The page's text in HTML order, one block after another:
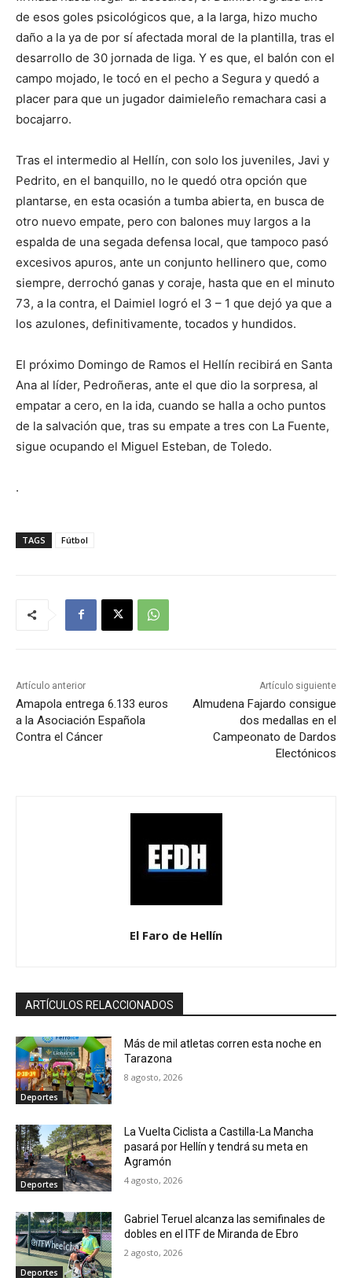
de esos goles psicológicos que, a la larga, hizo mucho
daño a la ya de por sí afectada moral de la plantilla, tras el
desarrollo de 30 jornada de liga. Y es que, el balón con el
campo mojado, le tocó en el pecho a Segura y quedó a
placer para que un jugador daimieleño remachara casi a
bocajarro.
Tras el intermedio al Hellín, con solo los juveniles, Javi y
Pedrito, en el banquillo, no le quedó otra opción que
plantarse, en esta ocasión a tumba abierta, en busca de
otro nuevo empate, pero con balones muy largos a la
espalda de una segada defensa local, que tampoco pasó
excesivos apuros, ante un conjunto hellinero que, como
siempre, derrochó ganas y coraje, hasta que en el minuto
73, a la contra, el Daimiel logró el 3 – 1 que dejó ya que a
los azulones, definitivamente, tocados y hundidos.
El próximo Domingo de Ramos el Hellín recibirá en Santa
Ana al líder, Pedroñeras, ante el que dio la sorpresa, al
empatar a cero, en la ida, cuando se halla a ocho puntos
de la salvación que, tras su empate a tres con La Fuente,
sigue ocupando el Miguel Esteban, de Toledo.
.
TAGS Fútbol
Artículo anterior
Amapola entrega 6.133 euros
a la Asociación Española
Contra el Cáncer
Artículo siguiente
Almudena Fajardo consigue
dos medallas en el
Campeonato de Dardos
Electónicos
El Faro de Hellín
ARTÍCULOS RELACCIONADOS
Deportes
Más de mil atletas corren esta noche en
Tarazona
8 agosto, 2026
Deportes
La Vuelta Ciclista a Castilla-La Mancha
pasará por Hellín y tendrá su meta en
Agramón
4 agosto, 2026
Deportes
Gabriel Teruel alcanza las semifinales de
dobles en el ITF de Miranda de Ebro
2 agosto, 2026